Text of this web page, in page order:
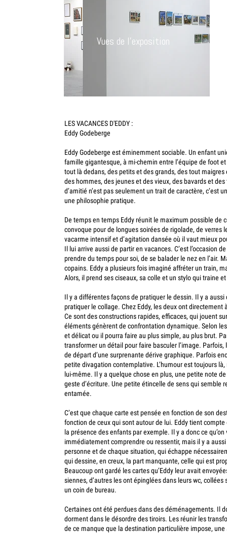
Vues de l'exposition
LES VACANCES D'EDDY :
Eddy Godeberge
Eddy Godeberge est éminemment sociable. Un enfant
famille gigantesque, à mi-chemin entre l’équipe de foot
tout là dedans, des petits et des grands, des tout
des hommes, des jeunes et des vieux, des bavards et
d’amitié n’est pas seulement un trait de caractère, c’est
une philosophie pratique.
De temps en temps Eddy réunit le maximum possible de
convoque pour de longues soirées de rigolade, de verres
vacarme intensif et d’agitation dansée où il vaut mieux
Il lui arrive aussi de partir en vacances. C’est l’occasion
prendre du temps pour soi, de se balader le nez en l’air.
copains. Eddy a plusieurs fois imaginé affréter un train,
Alors, il prend ses ciseaux, sa colle et un stylo qui traine
Il y a différentes façons de pratiquer le dessin. Il y a
pratiquer le collage. Chez Eddy, les deux ont directement
Ce sont des constructions rapides, efficaces, qui jouent
éléments génèrent de confrontation dynamique. Selon
et délicat ou il pourra faire au plus simple, au plus brut.
transformer un détail pour faire basculer l’image. Parfois,
de départ d’une surprenante dérive graphique. Parfois
petite divagation contemplative. L’humour est toujours
lui-même. Il y a quelque chose en plus, une petite note
geste d’écriture. Une petite étincelle de sens qui semble
entamée.
C’est que chaque carte est pensée en fonction de son
fonction de ceux qui sont autour de lui. Eddy tient
la présence des enfants par exemple. Il y a donc ce qu’on
immédiatement comprendre ou ressentir, mais il y a
personne et de chaque situation, qui échappe
qui dessine, en creux, la part manquante, celle qui est
Beaucoup ont gardé les cartes qu’Eddy leur avait
siennes, d’autres les ont épinglées dans leurs wc,
un coin de bureau.
Certaines ont été perdues dans des déménagements. Il
dorment dans le désordre des tiroirs. Les réunir les
de ce manque que la destination particulière impose,